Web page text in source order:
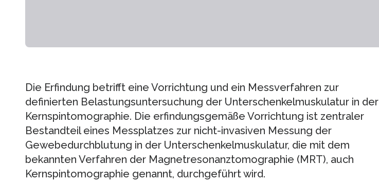
Die Erfindung betrifft eine Vorrichtung und ein Messverfahren zur
definierten Belastungsuntersuchung der Unterschenkelmuskulatur in der
Kernspintomographie. Die erfindungsgemäße Vorrichtung ist zentraler
Bestandteil eines Messplatzes zur nicht-invasiven Messung der
Gewebedurchblutung in der Unterschenkelmuskulatur, die mit dem
bekannten Verfahren der Magnetresonanztomographie (MRT), auch
Kernspintomographie genannt, durchgeführt wird.